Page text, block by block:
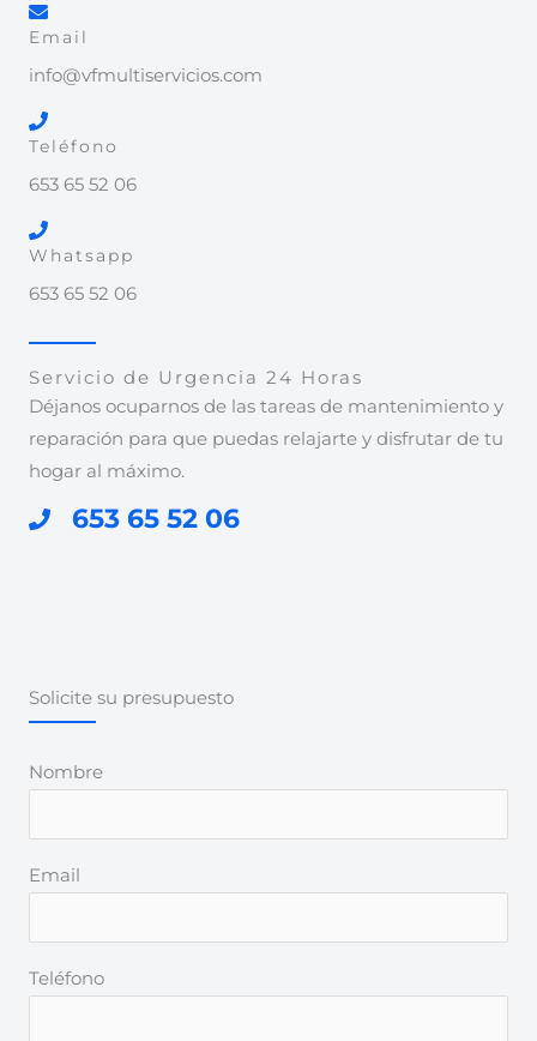
Email
info@vfmultiservicios.com
Teléfono
653 65 52 06
Whatsapp
653 65 52 06
Servicio de Urgencia 24 Horas
Déjanos ocuparnos de las tareas de mantenimiento y
reparación para que puedas relajarte y disfrutar de tu
hogar al máximo.
653 65 52 06
Solicite su presupuesto
Nombre
Email
Teléfono